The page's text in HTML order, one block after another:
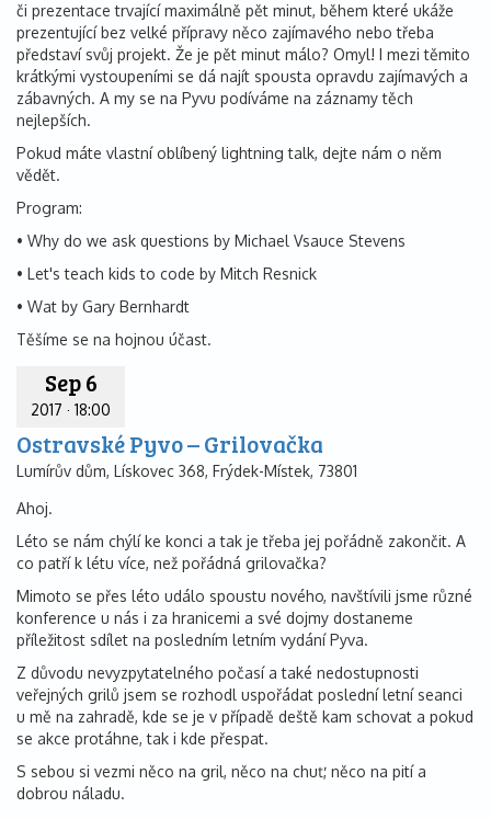
či prezentace trvající maximálně pět minut, během které ukáže
prezentující bez velké přípravy něco zajímavého nebo třeba
představí svůj projekt. Že je pět minut málo? Omyl! I mezi těmito
krátkými vystoupeními se dá najít spousta opravdu zajímavých a
zábavných. A my se na Pyvu podíváme na záznamy těch
nejlepších.
Pokud máte vlastní oblíbený lightning talk, dejte nám o něm
vědět.
Program:
• Why do we ask questions by Michael Vsauce Stevens
• Let's teach kids to code by Mitch Resnick
• Wat by Gary Bernhardt
Těšíme se na hojnou účast.
Sep 6
2017 ·18:00
Ostravské Pyvo – Grilovačka
Lumírův dům, Lískovec 368, Frýdek-Místek, 73801
Ahoj.
Léto se nám chýlí ke konci a tak je třeba jej pořádně zakončit. A
co patří k létu více, než pořádná grilovačka?
Mimoto se přes léto událo spoustu nového, navštívili jsme různé
konference u nás i za hranicemi a své dojmy dostaneme
příležitost sdílet na posledním letním vydání Pyva.
Z důvodu nevyzpytatelného počasí a také nedostupnosti
veřejných grilů jsem se rozhodl uspořádat poslední letní seanci
u mě na zahradě, kde se je v případě deště kam schovat a pokud
se akce protáhne, tak i kde přespat.
S sebou si vezmi něco na gril, něco na chuť, něco na pití a
dobrou náladu.